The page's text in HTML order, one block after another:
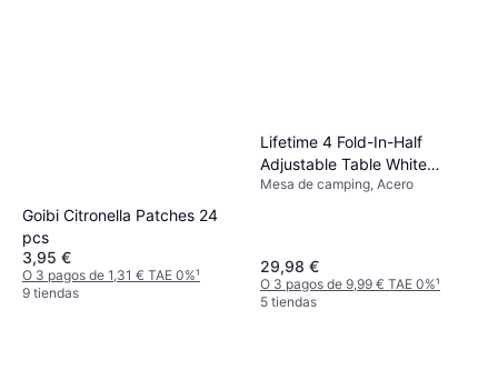
Goibi Citronella Patches 24
pcs
3,95 €
O 3 pagos de 1,31 € TAE 0%¹
9 tiendas
Lifetime 4 Fold-In-Half
Adjustable Table White
Granite
Mesa de camping, Acero
29,98 €
O 3 pagos de 9,99 € TAE 0%¹
5 tiendas